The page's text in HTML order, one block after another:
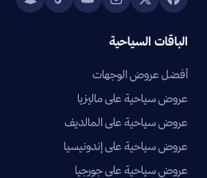
الباقات السياحية
أفضل عروض الوجهات
عروض سياحية على ماليزيا
عروض سياحية على المالديف
عروض سياحية على إندونيسيا
عروض سياحية على جورجيا